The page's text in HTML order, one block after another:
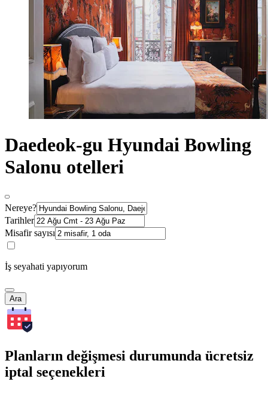
Daedeok-gu Hyundai Bowling
Salonu otelleri
Nereye?
Tarihler
Misafir sayısı
İş seyahati yapıyorum
Ara
Planların değişmesi durumunda ücretsiz
iptal seçenekleri